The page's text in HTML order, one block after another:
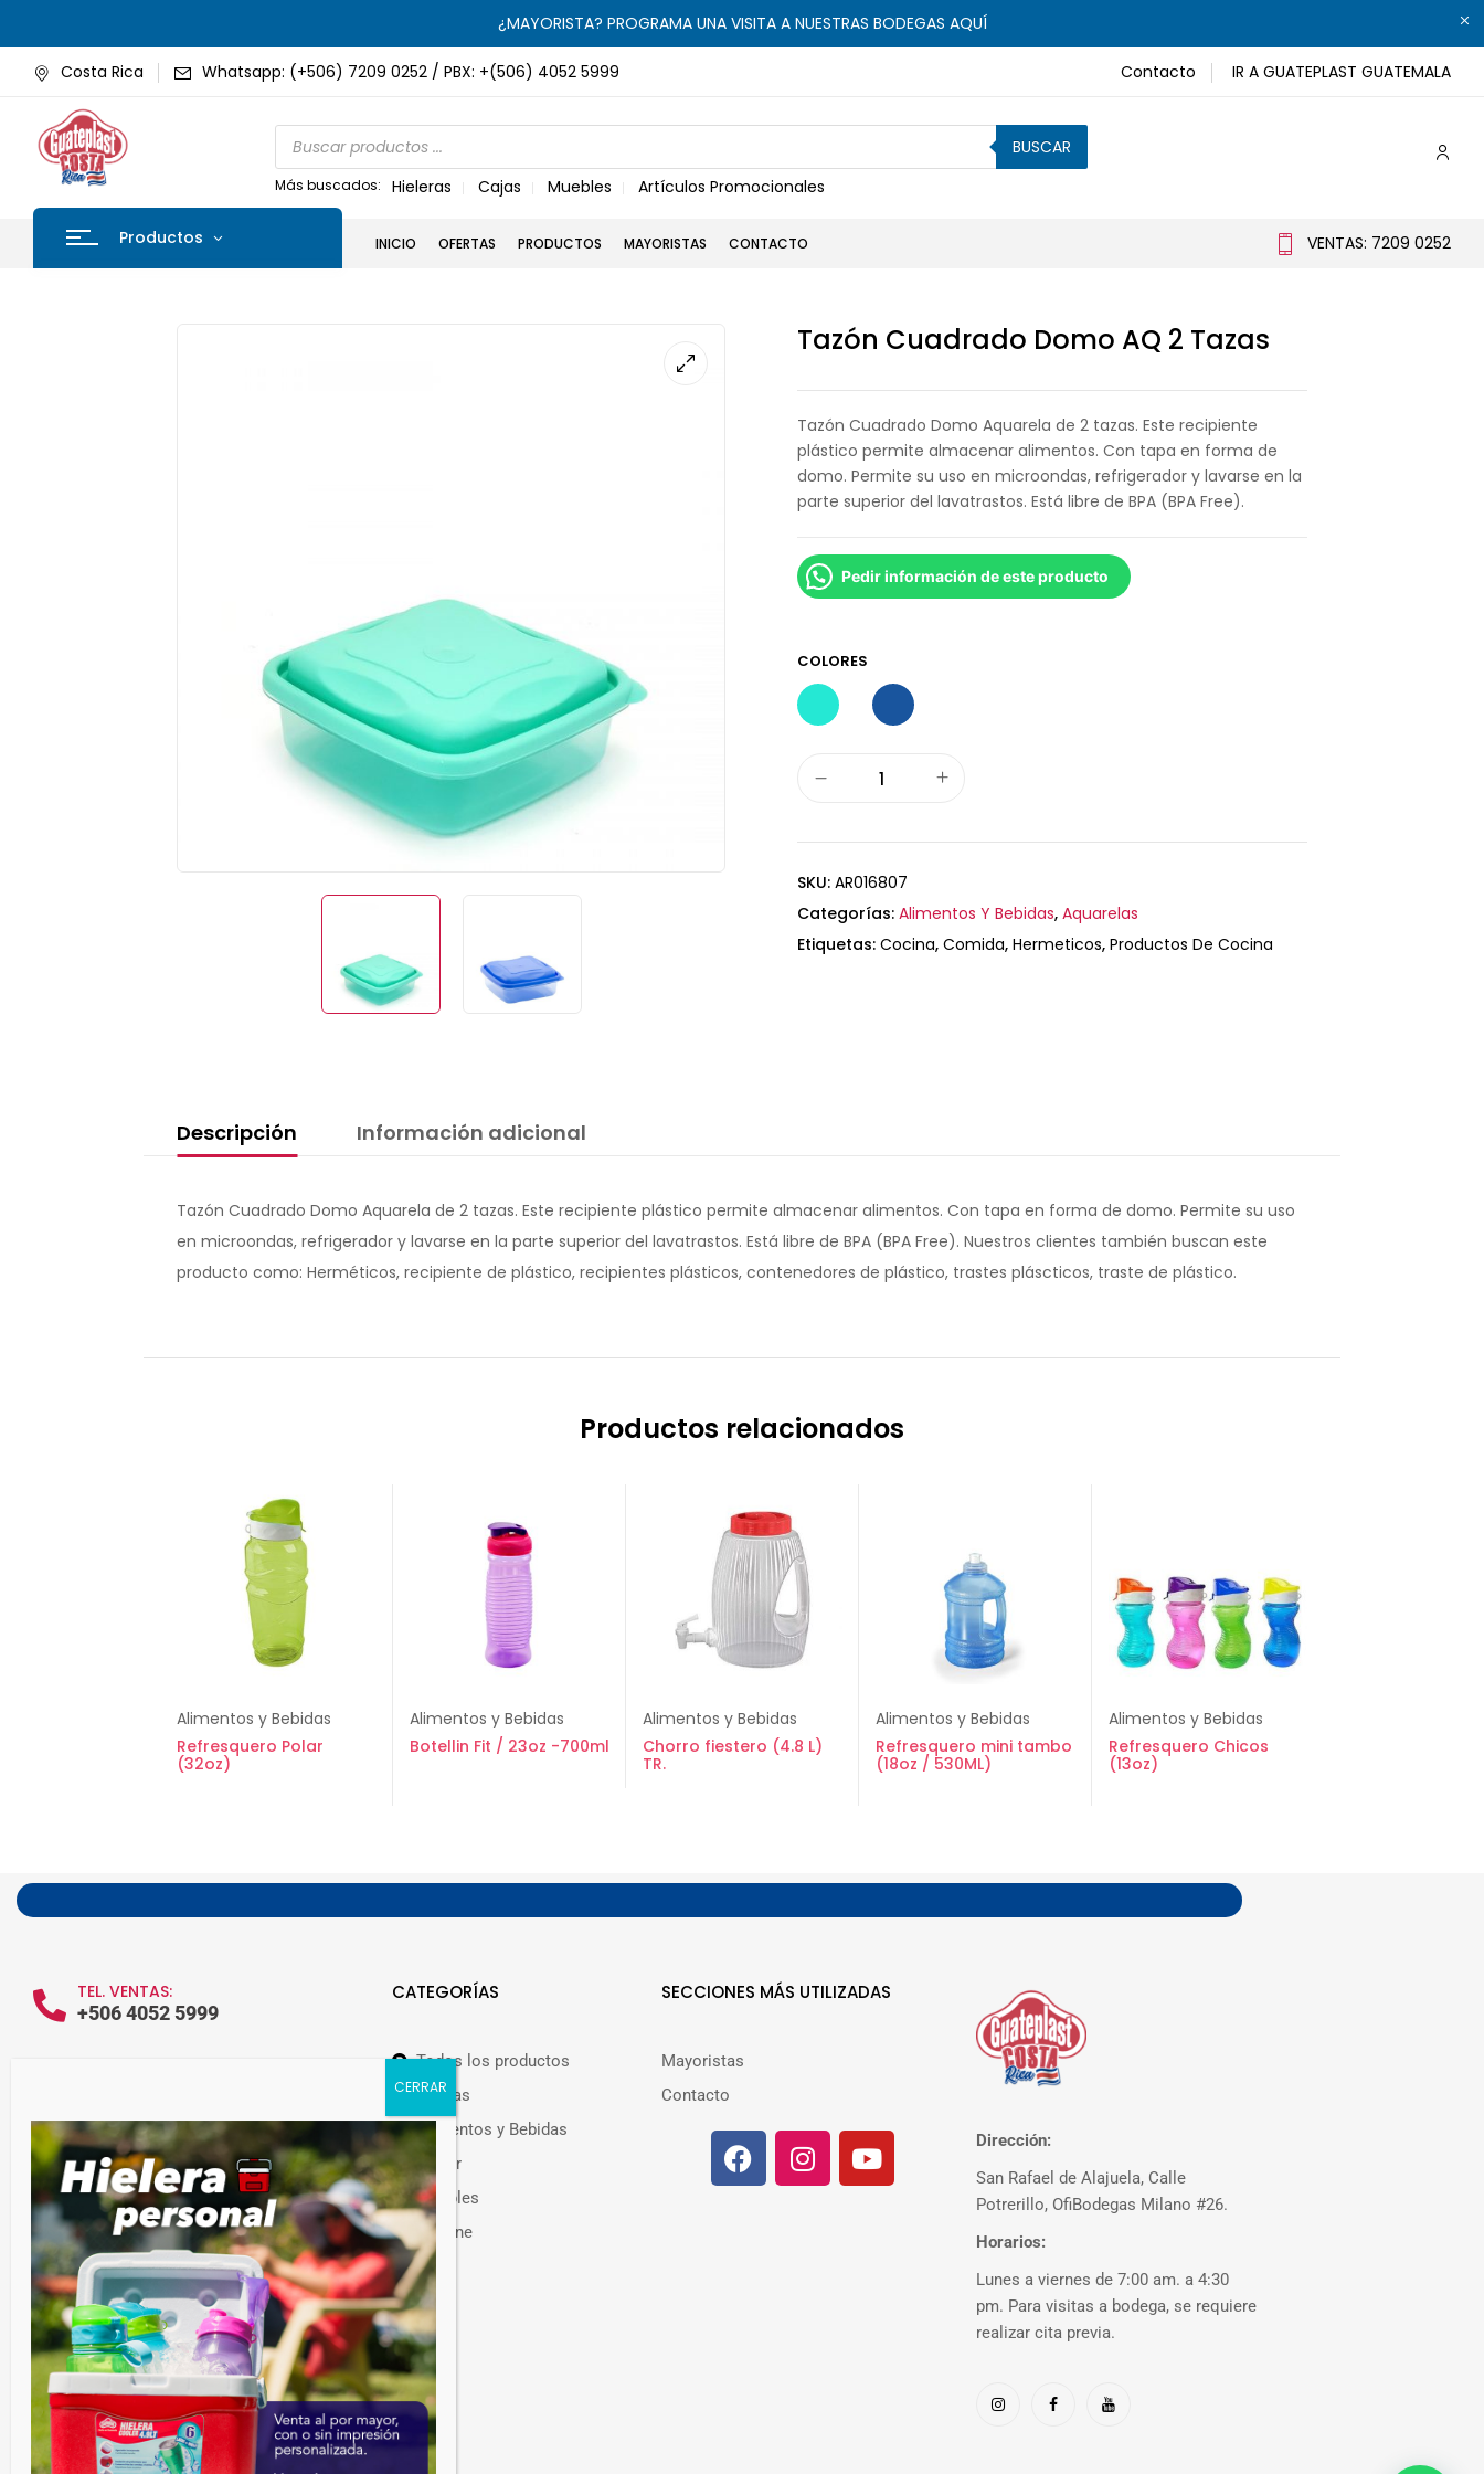
¿MAYORISTA? PROGRAMA UNA VISITA A NUESTRAS BODEGAS AQUÍ
Costa Rica Whatsapp: (+506) 7209 0252 / PBX: +(506) 4052 5999 Contacto IR A GUATEPLAST GUATEMALA
BUSCAR
Más buscados: Hieleras Cajas Muebles Artículos Promocionales
Productos INICIO OFERTAS PRODUCTOS MAYORISTAS CONTACTO VENTAS: 7209 0252
Tazón Cuadrado Domo AQ 2 Tazas
Tazón Cuadrado Domo Aquarela de 2 tazas. Este recipiente
plástico permite almacenar alimentos. Con tapa en forma de
domo. Permite su uso en microondas, refrigerador y lavarse en la
parte superior del lavatrastos. Está libre de BPA (BPA Free).
Pedir información de este producto
COLORES
SKU: AR016807
Categorías: Alimentos Y Bebidas, Aquarelas
Etiquetas: Cocina, Comida, Hermeticos, Productos De Cocina
Descripción Información adicional
Tazón Cuadrado Domo Aquarela de 2 tazas. Este recipiente plástico permite almacenar alimentos. Con tapa en forma de domo. Permite su uso
en microondas, refrigerador y lavarse en la parte superior del lavatrastos. Está libre de BPA (BPA Free). Nuestros clientes también buscan este
producto como: Herméticos, recipiente de plástico, recipientes plásticos, contenedores de plástico, trastes pláscticos, traste de plástico.
Productos relacionados
Alimentos y Bebidas
Refresquero Polar
(32oz)
Alimentos y Bebidas
Botellin Fit / 23oz -700ml
Alimentos y Bebidas
Chorro fiestero (4.8 L)
TR.
Alimentos y Bebidas
Refresquero mini tambo
(18oz / 530ML)
Alimentos y Bebidas
Refresquero Chicos
(13oz)
TEL. VENTAS:
+506 4052 5999
Guateplast Costa Rica.
Fabricante y distribuidor de productos
plásticos.
Venta de productos plásticos por mayor en
Costa Rica. Más de 300 productos
disponibles.
CATEGORÍAS
Todos los productos
Ofertas
Alimentos y Bebidas
Hogar
Muebles
Higiene
Otros
SECCIONES MÁS UTILIZADAS
Mayoristas
Contacto
Dirección:
San Rafael de Alajuela, Calle
Potrerillo, OfiBodegas Milano #26.
Horarios:
Lunes a viernes de 7:00 am. a 4:30
pm. Para visitas a bodega, se requiere
realizar cita previa.